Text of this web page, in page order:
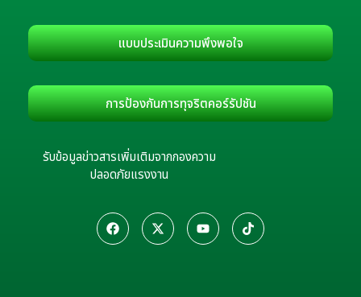
แบบประเมินความพึงพอใจ
การป้องกันการทุจริตคอร์รัปชัน
รับข้อมูลข่าวสารเพิ่มเติมจากกองความ
ปลอดภัยแรงงาน